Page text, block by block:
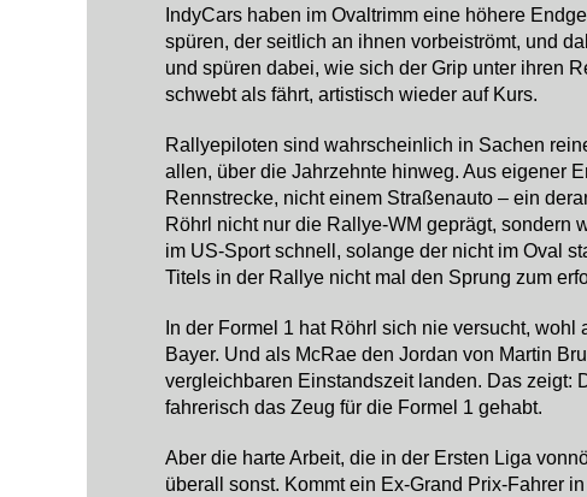
IndyCars haben im Ovaltrimm eine höhere
spüren, der seitlich an ihnen vorbeiströmt, und
und spüren dabei, wie sich der Grip unter ihren
schwebt als fährt, artistisch wieder auf Kurs.
Rallyepiloten sind wahrscheinlich in Sachen
allen, über die Jahrzehnte hinweg. Aus eigener
Rennstrecke, nicht einem Straßenauto – ein
Röhrl nicht nur die Rallye-WM geprägt, sondern
im US-Sport schnell, solange der nicht im Oval
Titels in der Rallye nicht mal den Sprung zum
In der Formel 1 hat Röhrl sich nie versucht,
Bayer. Und als McRae den Jordan von Martin
vergleichbaren Einstandszeit landen. Das zeigt:
fahrerisch das Zeug für die Formel 1 gehabt.
Aber die harte Arbeit, die in der Ersten Liga
überall sonst. Kommt ein Ex-Grand Prix-Fahrer